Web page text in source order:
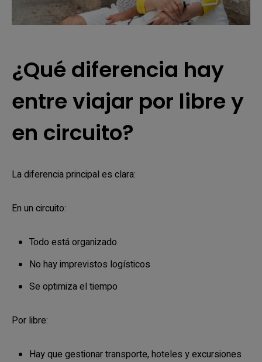
¿Qué diferencia hay
entre viajar por libre y
en circuito?
La diferencia principal es clara:
En un circuito:
Todo está organizado
No hay imprevistos logísticos
Se optimiza el tiempo
Por libre:
Hay que gestionar transporte, hoteles y excursiones